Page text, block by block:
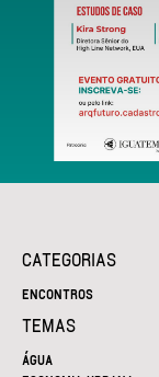
CATEGORIAS
ENCONTROS
TEMAS
ÁGUA